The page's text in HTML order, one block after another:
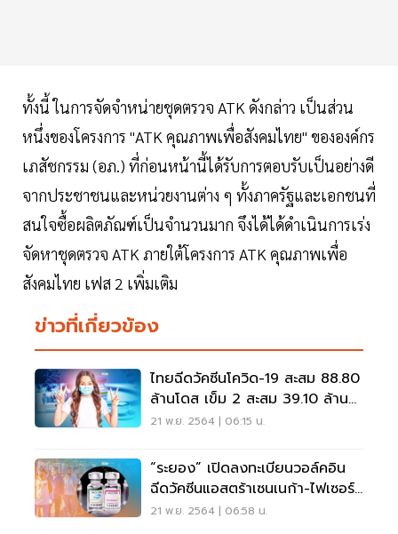
ทั้งนี้ ในการจัดจำหน่ายชุดตรวจ ATK ดังกล่าว เป็นส่วน
หนึ่งของโครงการ "ATK คุณภาพเพื่อสังคมไทย" ขององค์กร
เภสัชกรรม (อภ.) ที่ก่อนหน้านี้ได้รับการตอบรับเป็นอย่างดี
จากประชาชนและหน่วยงานต่าง ๆ ทั้งภาครัฐและเอกชนที่
สนใจซื้อผลิตภัณฑ์เป็นจำนวนมาก จึงได้ได้ดำเนินการเร่ง
จัดหาชุดตรวจ ATK ภายใต้โครงการ ATK คุณภาพเพื่อ
สังคมไทย เฟส 2 เพิ่มเติม
ข่าวที่เกี่ยวข้อง
ไทยฉีดวัคซีนโควิด-19 สะสม 88.80
ล้านโดส เข็ม 2 สะสม 39.10 ล้าน
ราย 54% ของประชากร
21 พ.ย. 2564 | 06:15 น.
“ระยอง” เปิดลงทะเบียนวอล์คอิน
ฉีดวัคซีนแอสตร้าเซนเนก้า-ไฟเซอร์
1,000 คน
21 พ.ย. 2564 | 06:58 น.